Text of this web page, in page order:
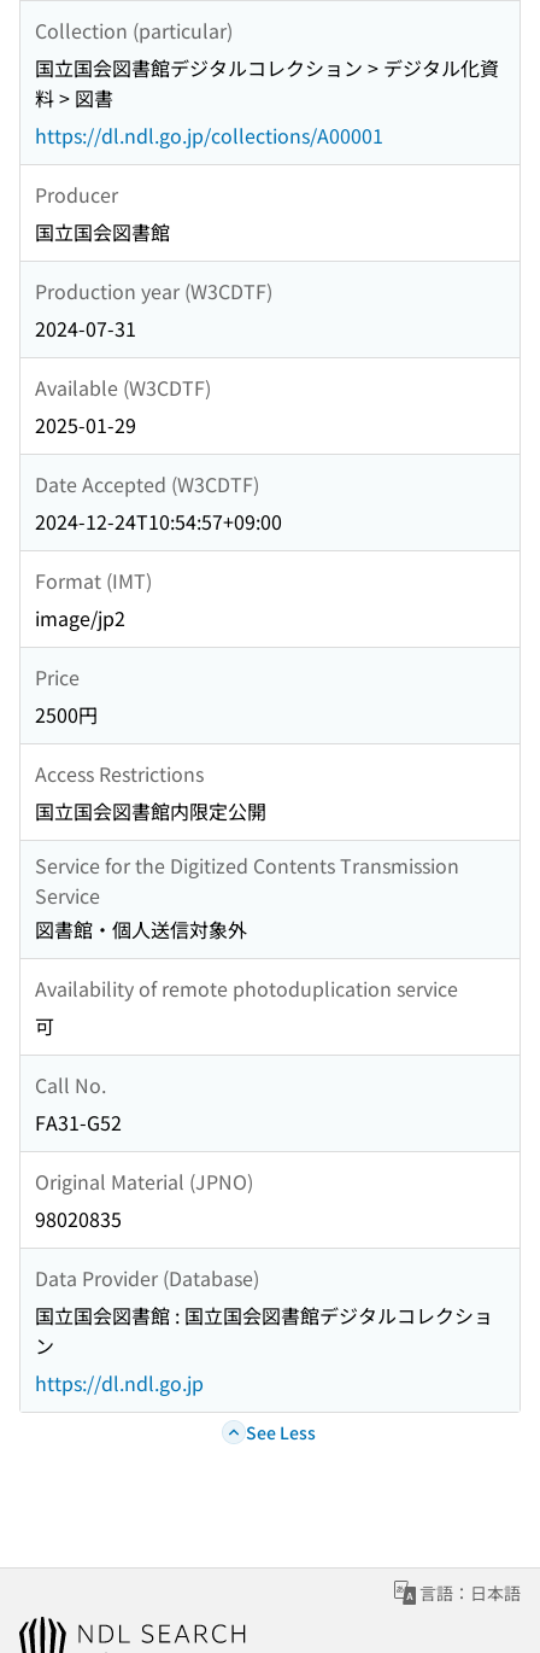
Collection (particular)
国立国会図書館デジタルコレクション > デジタル化資
料 > 図書
https://dl.ndl.go.jp/collections/A00001
Producer
国立国会図書館
Production year (W3CDTF)
2024-07-31
Available (W3CDTF)
2025-01-29
Date Accepted (W3CDTF)
2024-12-24T10:54:57+09:00
Format (IMT)
image/jp2
Price
2500円
Access Restrictions
国立国会図書館内限定公開
Service for the Digitized Contents Transmission
Service
図書館・個人送信対象外
Availability of remote photoduplication service
可
Call No.
FA31-G52
Original Material (JPNO)
98020835
Data Provider (Database)
国立国会図書館 : 国立国会図書館デジタルコレクショ
ン
https://dl.ndl.go.jp
See Less
言語：日本語